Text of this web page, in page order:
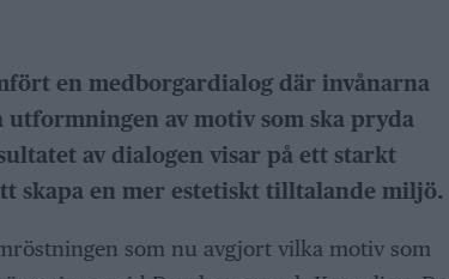
en medborgardialog där invånarna
av motiv som ska pryda
av dialogen visar på ett starkt
skapa en mer estetiskt tilltalande miljö.
som nu avgjort vilka motiv som